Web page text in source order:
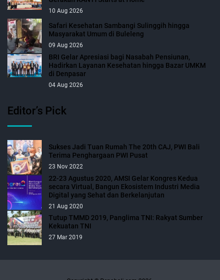
10 Aug 2026
Safari Kesehatan Sambangi Sulinggih hingga
Masyarakat Umum di Buleleng
09 Aug 2026
BRI Gelar Apresiasi bagi Nasabah Pensiunan,
Hadirkan Layanan Kesehatan hingga Bazar UMKM
di Denpasar
04 Aug 2026
Editor’s Pick
Sukses Jadi Tuan Rumah The 20th CAJ, PWI Bali
Terima Penghargaan PWI Pusat
23 Nov 2022
22-23 Agustus 2020, AMSI Gelar Kongres Kedua
secara Virtual, Bangun Ekosistem Industri Media
Digital yang Sehat dan Berkelanjutan
21 Aug 2020
Tutup TMMD 2019, Panglima TNI: Rakyat Sumber
Kekuatan TNI
27 Mar 2019